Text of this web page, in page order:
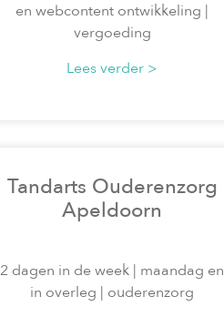
en webcontent ontwikkeling |
vergoeding
Lees verder >
Tandarts Ouderenzorg
Apeldoorn
2 dagen in de week | maandag en
in overleg | ouderenzorg